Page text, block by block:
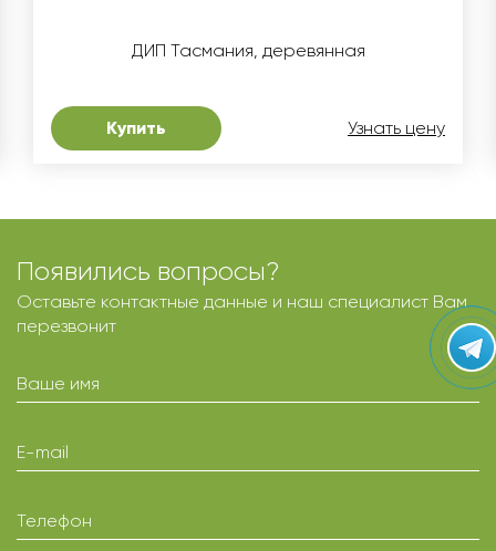
ДИП Тасмания, деревянная
Купить Узнать цену
Появились вопросы?
Оставьте контактные данные и наш специалист Вам
перезвонит
Ваше имя
E-mail
Телефон